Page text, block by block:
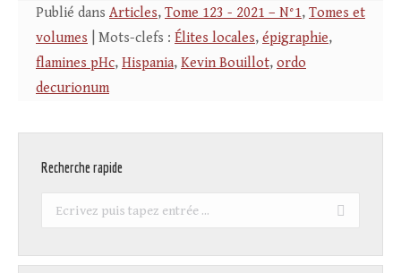
Publié dans Articles, Tome 123 - 2021 – N°1, Tomes et
volumes | Mots-clefs : Élites locales, épigraphie,
flamines pHc, Hispania, Kevin Bouillot, ordo
decurionum
Recherche rapide
Recherche